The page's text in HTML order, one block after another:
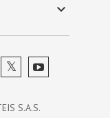

S.A.S.